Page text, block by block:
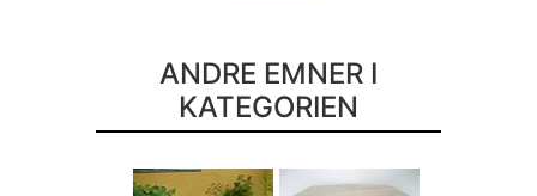
ANDRE EMNER I
KATEGORIEN